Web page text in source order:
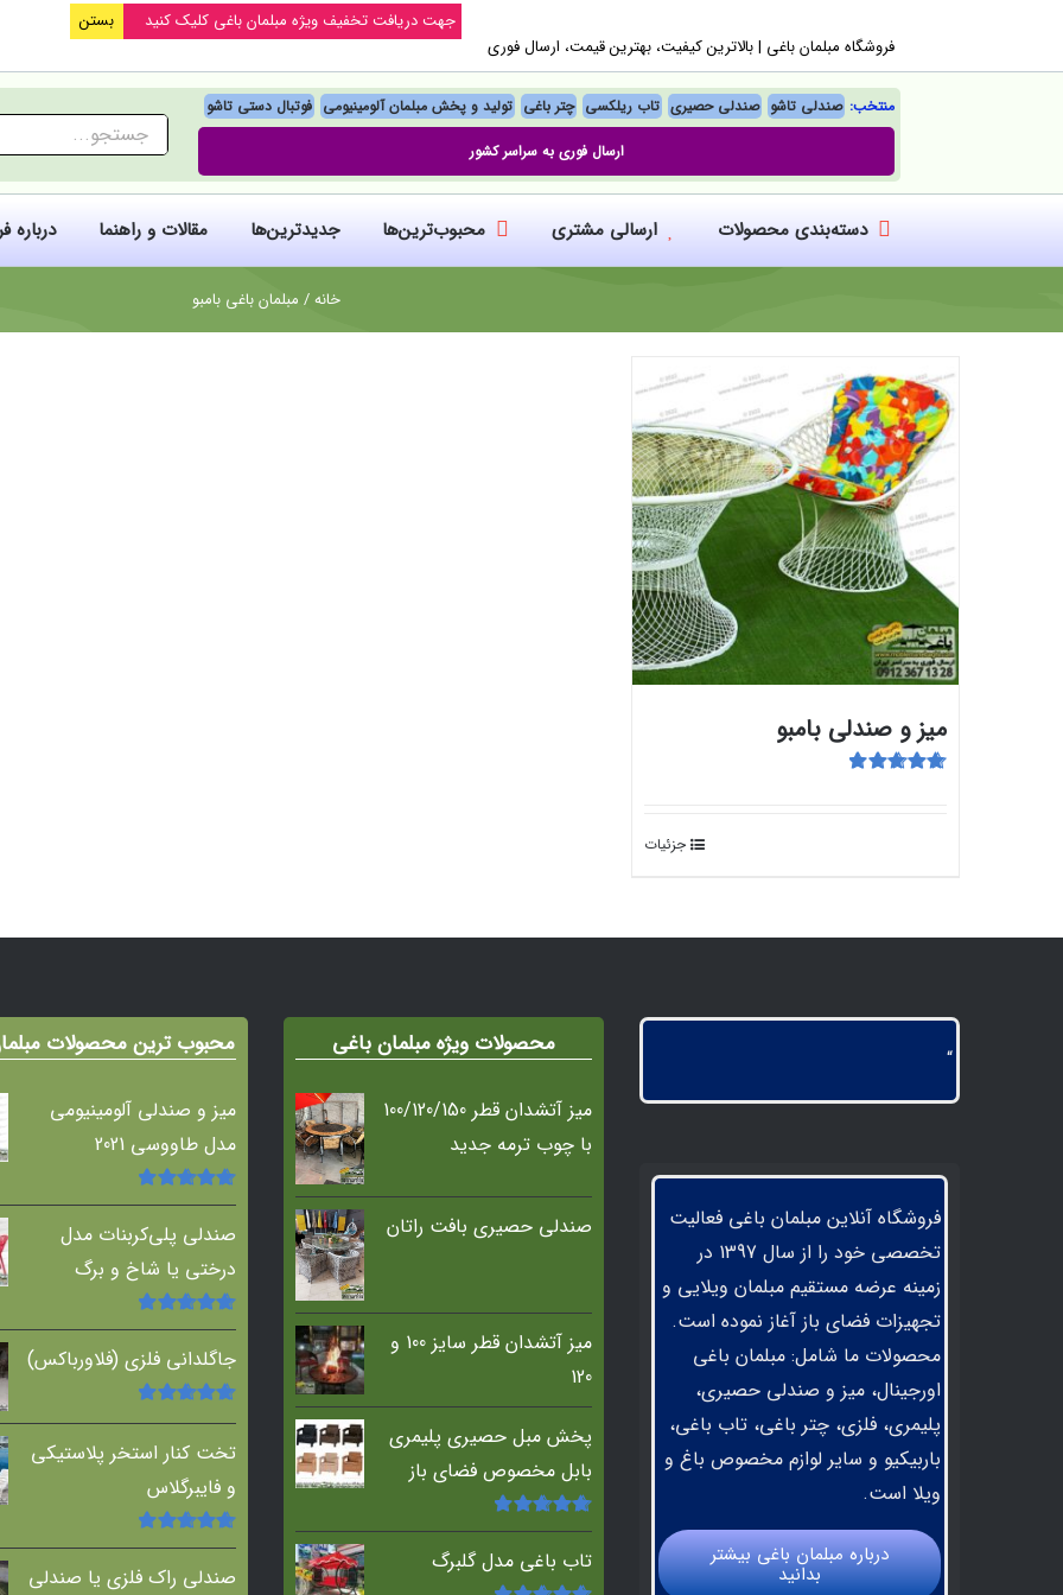
فروشگاه مبلمان باغی |‌ بالاترین کیفیت، بهترین قیمت، ارسال فوری
جهت دریافت تخفیف ویژه مبلمان باغی کلیک کنید بستن
منتخب: صندلی تاشو صندلی حصیری تاب ریلکسی چتر باغی تولید و پخش مبلمان آلومینیومی فوتبال‌ دستی تاشو
ارسال فوری به سراسر کشور
جستجو
برای:
دسته‌بندی محصولات ارسالی مشتری محبوب‌ترین‌ها جدیدترین‌ها مقالات و راهنما درباره
خانه/ مبلمان باغی بامبو
میز و صندلی بامبو
جزئیات
“
فروشگاه آنلاین مبلمان باغی فعالیت
تخصصی خود را از سال 1397 در
زمینه عرضه مستقیم مبلمان ویلایی و
تجهیزات فضای باز آغاز نموده است.
محصولات ما شامل: مبلمان باغی
اورجینال، میز و صندلی حصیری،
پلیمری، فلزی، چتر باغی، تاب باغی،
باربیکیو و سایر لوازم مخصوص باغ و
ویلا است.
درباره مبلمان باغي بيشتر
بدانيد
محصولات ویژه مبلمان باغی
میز آتشدان قطر 100/120/150
با چوب ترمه جدید
صندلی حصیری بافت راتان
میز آتشدان قطر سایز 100 و
120
پخش مبل حصیری پلیمری
بابل مخصوص فضای باز
امتیاز5.00از
5
تاب باغی مدل گلبرگ
محبوب ترین محصولات
میز و صندلی آلومینیومی
مدل طاووسی 2021
امتیاز5.00از
صندلی پلی‌کربنات مدل
درختی یا شاخ و برگ
امتیاز5.00از
جاگلدانی فلزی (فلاورباکس)
امتیاز5.00از
تخت کنار استخر پلاستیکی
و فایبرگلاس
امتیاز5.00از
صندلی راک فلزی یا صندلی